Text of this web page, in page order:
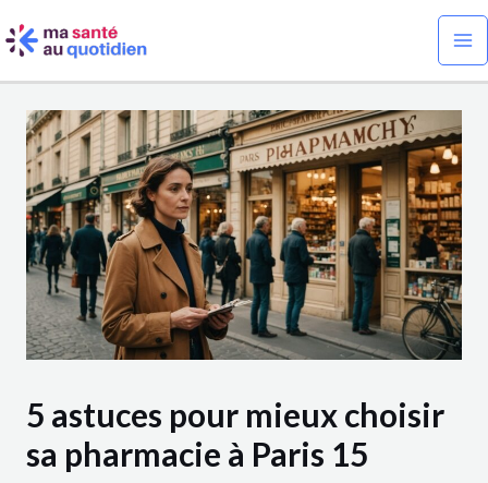
au
5 astuces pour mieux choisir
sa pharmacie à Paris 15
des